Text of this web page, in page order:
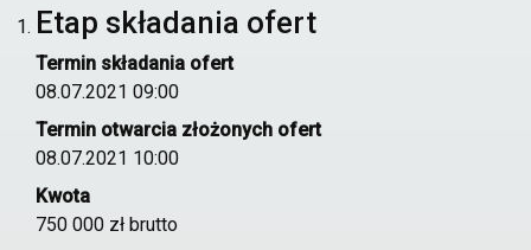
Etap składania ofert
Termin składania ofert
08.07.2021 09:00
Termin otwarcia złożonych ofert
08.07.2021 10:00
Kwota
750 000 zł brutto